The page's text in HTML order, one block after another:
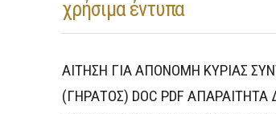
χρήσιμα έντυπα
ΑΙΤΗΣΗ ΓΙΑ ΑΠΟΝΟΜΗ ΚΥΡΙΑΣ
(ΓΗΡΑΤΟΣ) DOC PDF